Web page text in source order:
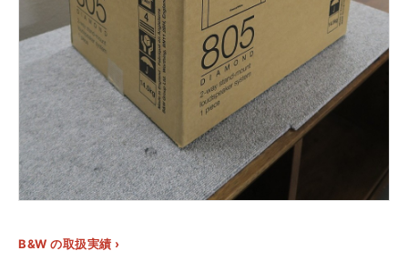
B&W の取扱実績 ›